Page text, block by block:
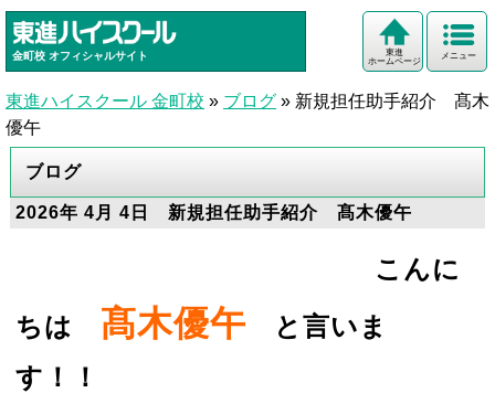
金町校 オフィシャルサイト メニュー
東進
ホームページ
東進ハイスクール 金町校 » ブログ » 新規担任助手紹介 髙木
優午
ブログ
2026年 4月 4日 新規担任助手紹介 髙木優午
こんに
ちは 髙木優午
と言いま
す！！